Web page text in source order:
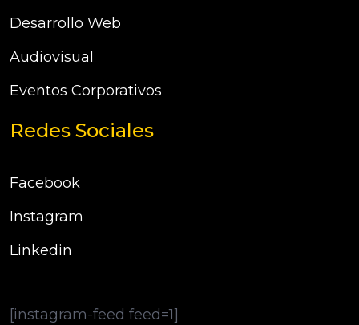
Desarrollo Web
Audiovisual
Eventos Corporativos
Redes Sociales
Facebook
Instagram
Linkedin
[instagram-feed feed=1]